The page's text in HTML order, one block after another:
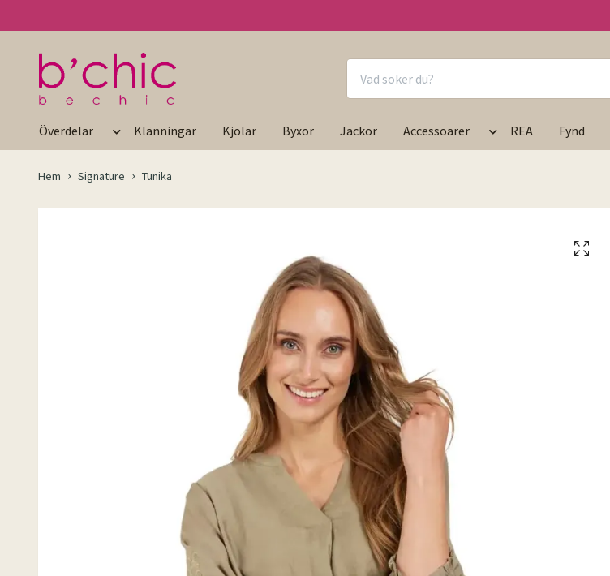
Överdelar Klänningar Kjolar Byxor Jackor Accessoarer REA Fynd
Hem Signature Tunika